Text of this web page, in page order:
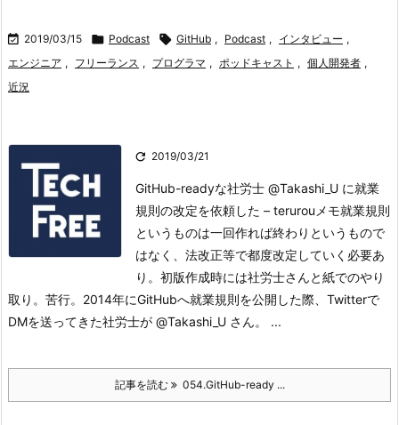
 2019/03/15  Podcast  GitHub , Podcast , インタビュー ,
エンジニア , フリーランス , プログラマ , ポッドキャスト , 個人開発者 ,
近況
 2019/03/21
GitHub-readyな社労士 @Takashi_U に就業
規則の改定を依頼した – terurouメモ就業規則
というものは一回作れば終わりというもので
はなく、法改正等で都度改定していく必要あ
り。 初版作成時には社労士さんと紙でのやり
取り。苦行。 2014年にGitHubへ就業規則を公開した際、Twitterで
DMを送ってきた社労士が @Takashi_U さん。 ...
記事を読む 054.GitHub-ready ...